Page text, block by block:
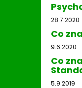
28.7.2020
Co
9.6.2020
Co
5.9.2019